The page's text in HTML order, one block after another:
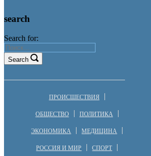
search
Search for:
Search
ПРОИСШЕСТВИЯ
ОБЩЕСТВО ПОЛИТИКА
ЭКОНОМИКА МЕДИЦИНА
РОССИЯ И МИР СПОРТ